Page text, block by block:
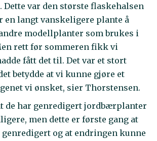
var den største flaskehalsen
langt vanskeligere plante å
modellplanter som brukes i
rett før sommeren fikk vi
fått det til. Det var et stort
betydde at vi kunne gjøre et
vi ønsket, sier Thorstensen.
de har genredigert jordbærplanter
men dette er første gang at
og at endringen kunne